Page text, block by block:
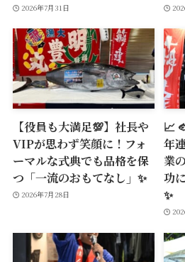
2026年7月31日
【役員も大満足💯】社長や
VIPが思わず笑顔に！フォ
ーマルな式典でも品格を保
つ「一流のおもてなし」✨
2026年7月28日
📈
年
業
功
✨